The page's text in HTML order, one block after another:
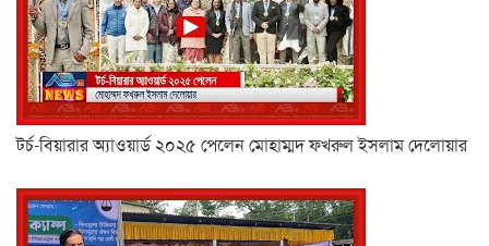
টর্চ-বিয়ারার অ্যাওয়ার্ড ২০২৫ পেলেন মোহাম্মদ ফখরুল ইসলাম দেলোয়ার